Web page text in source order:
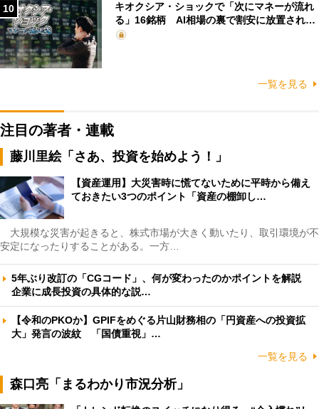
10
キオクシア・ショックで「次にマネーが流れ
る」16銘柄 AI相場の裏で割安に放置され…
一覧を見る
注目の著者・連載
藤川里絵「さあ、投資を始めよう！」
【資産運用】大災害時に慌てないために平時から備え
ておきたい3つのポイント「資産の棚卸し…
大規模な災害が起きると、株式市場が大きく動いたり、取引環境が不
安定になったりすることがある。一方…
5年ぶり改訂の「CGコード」、何が変わったのかポイントを解説
企業に成長投資の具体的な説…
【令和のPKOか】GPIFをめぐる片山財務相の「円資産への投資拡
大」発言の波紋 「国債重視」…
一覧を見る
森口亮「まるわかり市況分析」